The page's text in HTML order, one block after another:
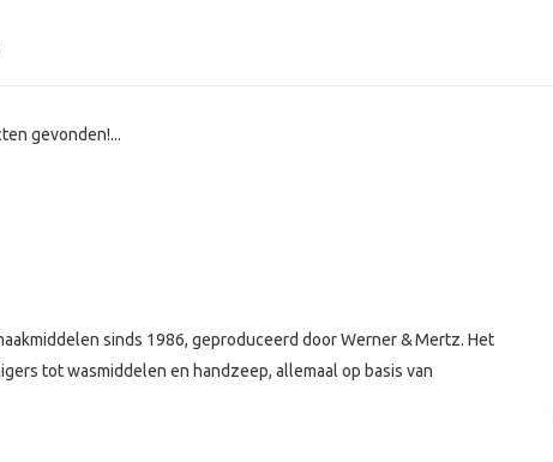
gevonden!...
sinds 1986, geproduceerd door Werner & Mertz. Het
tot wasmiddelen en handzeep, allemaal op basis van